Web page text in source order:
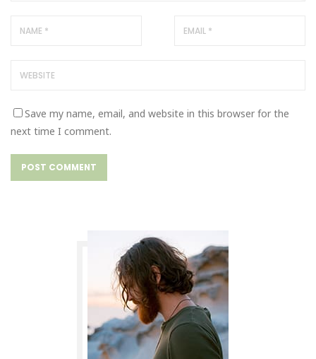
Save my name, email, and website in this browser for the
next time I comment.